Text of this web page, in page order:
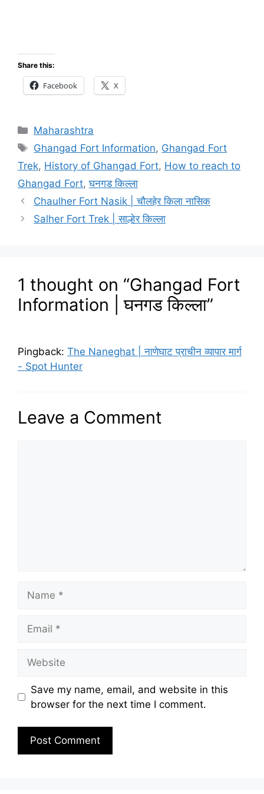
Share this:
Facebook X
Categories
Maharashtra
Tags
Ghangad Fort Information, Ghangad Fort
Trek, History of Ghangad Fort, How to reach to
Ghangad Fort,घनगड किल्ला
Chaulher Fort Nasik | चौलहेर किला नासिक
Salher Fort Trek | साल्हेर किल्ला
1 thought on “Ghangad Fort
Information | घनगड किल्ला”
Pingback: The Naneghat | नाणेघाट प्राचीन व्यापार मार्ग
- Spot Hunter
Leave a Comment
Save my name, email, and website in this
browser for the next time I comment.